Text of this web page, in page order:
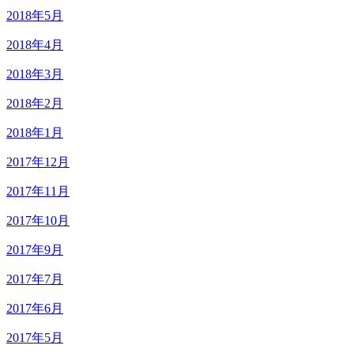
2018年5月
2018年4月
2018年3月
2018年2月
2018年1月
2017年12月
2017年11月
2017年10月
2017年9月
2017年7月
2017年6月
2017年5月